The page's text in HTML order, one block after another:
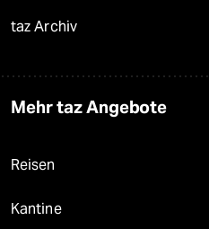
taz Archiv
Mehr taz Angebote
Reisen
Kantine